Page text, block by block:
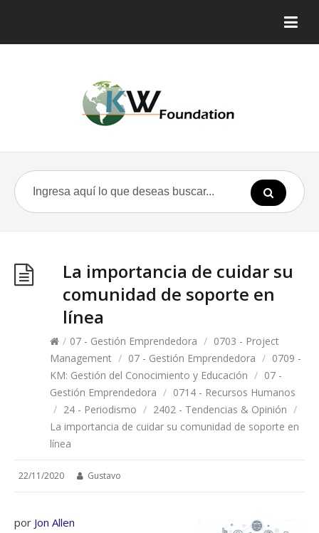
La importancia de cuidar su
comunidad de soporte en
línea
/ 07 - Gestión Emprendedora / 0703 - Project
Management / 07 - Gestión Emprendedora / 0709 -
KM: Gestión del Conocimiento y Educación / 07 -
Gestión Emprendedora / 0714 - Recursos Humanos
/ 24 - Periodismo / 2402 - Tendencias & Opinión /
La importancia de cuidar su comunidad de soporte en
línea
22/11/2020 Gustavo
por Jon Allen